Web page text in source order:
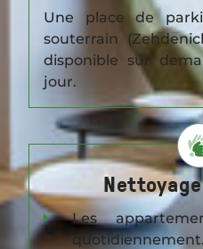
Une place de
souterrain
disponible sur
jour.
Les
quotidiennement.